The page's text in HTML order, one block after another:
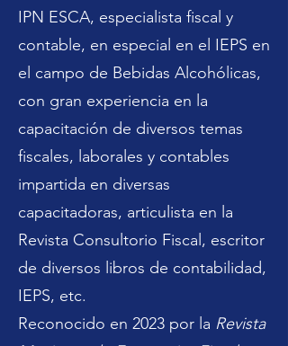
IPN ESCA, especialista fiscal y
contable, en especial en el IEPS en
el campo de Bebidas Alcohólicas,
con gran experiencia en la
capacitación de diversos temas
fiscales, laborales y contables
impartida en diversas
capacitadoras, articulista en la
Revista Consultorio Fiscal, escritor
de diversos libros de contabilidad,
IEPS, etc.
Reconocido en 2023 por la Revista